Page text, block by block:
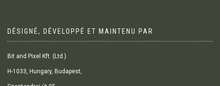
DÉSIGNÉ, DÉVELOPPÉ ET MAINTENU PAR
Bit and Pixel Kft. (Ltd.)
H-1033, Hungary, Budapest,